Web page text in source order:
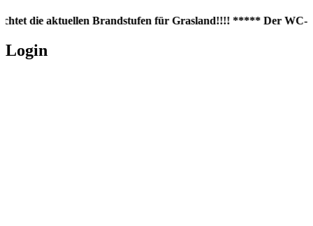
die aktuellen Brandstufen für Grasland!!!! ***** Der WC-
Login